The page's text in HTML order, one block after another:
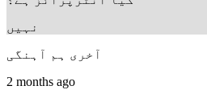
نہیں
آخری ہم آہنگی
2 months ago